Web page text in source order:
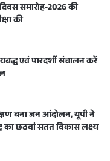
समारोह-2026 की
की
एवं पारदर्शी संचालन करें
बना जन आंदोलन, यूपी ने
का छठवां सतत विकास लक्ष्य